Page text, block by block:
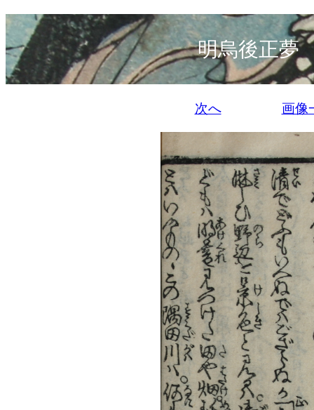
明烏後正
次へ 画像